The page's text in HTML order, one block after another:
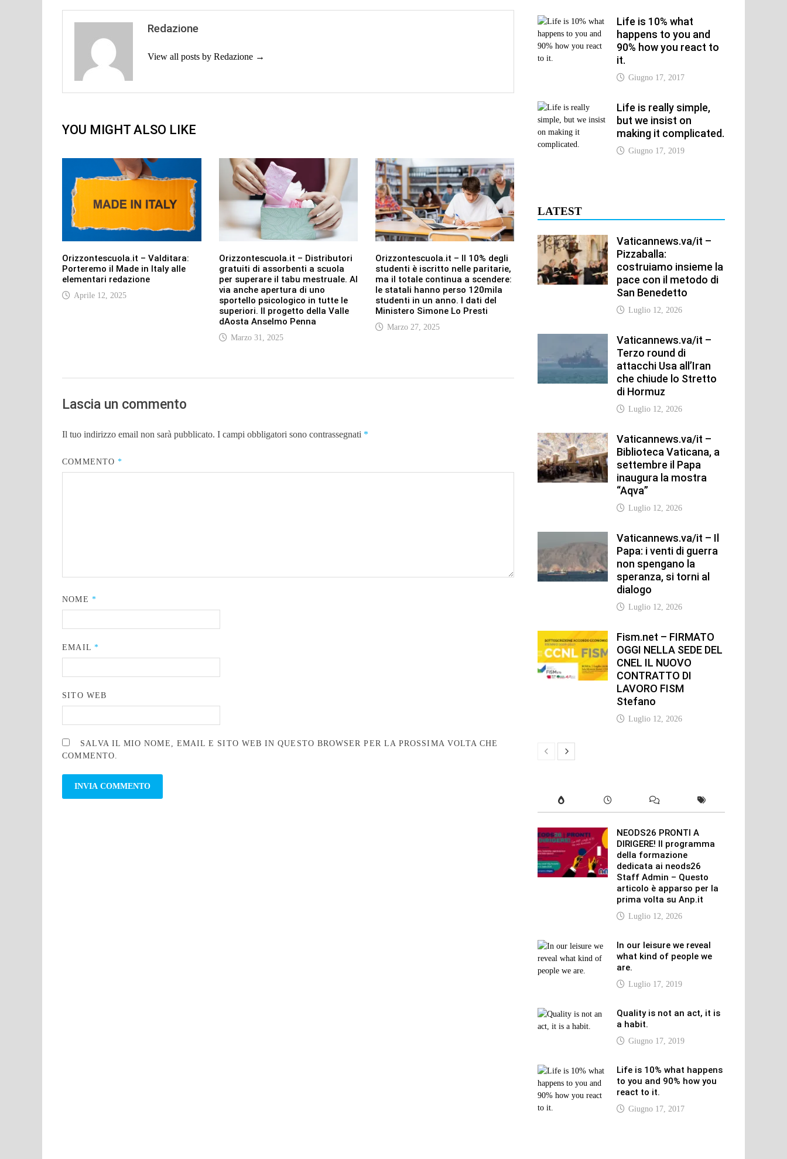
Redazione
View all posts by Redazione →
YOU MIGHT ALSO LIKE
Orizzontescuola.it – Valditara:
Porteremo il Made in Italy alle
elementari redazione
Aprile 12, 2025
Orizzontescuola.it – Distributori
gratuiti di assorbenti a scuola
per superare il tabu mestruale. Al
via anche apertura di uno
sportello psicologico in tutte le
superiori. Il progetto della Valle
dAosta Anselmo Penna
Marzo 31, 2025
Orizzontescuola.it – Il 10% degli
studenti è iscritto nelle paritarie,
ma il totale continua a scendere:
le statali hanno perso 120mila
studenti in un anno. I dati del
Ministero Simone Lo Presti
Marzo 27, 2025
Lascia un commento
Il tuo indirizzo email non sarà pubblicato. I campi obbligatori sono contrassegnati *
COMMENTO *
NOME *
EMAIL *
SITO WEB
SALVA IL MIO NOME, EMAIL E SITO WEB IN QUESTO BROWSER PER LA PROSSIMA VOLTA CHE
COMMENTO.
Life is 10% what
happens to you and
90% how you react to
it.
Giugno 17, 2017
Life is really simple,
but we insist on
making it complicated.
Giugno 17, 2019
LATEST
Vaticannews.va/it –
Pizzaballa:
costruiamo insieme la
pace con il metodo di
San Benedetto
Luglio 12, 2026
Vaticannews.va/it –
Terzo round di
attacchi Usa all’Iran
che chiude lo Stretto
di Hormuz
Luglio 12, 2026
Vaticannews.va/it –
Biblioteca Vaticana, a
settembre il Papa
inaugura la mostra
“Aqva”
Luglio 12, 2026
Vaticannews.va/it – Il
Papa: i venti di guerra
non spengano la
speranza, si torni al
dialogo
Luglio 12, 2026
Fism.net – FIRMATO
OGGI NELLA SEDE DEL
CNEL IL NUOVO
CONTRATTO DI
LAVORO FISM
Stefano
Luglio 12, 2026
NEODS26 PRONTI A
DIRIGERE! Il programma
della formazione
dedicata ai neods26
Staff Admin – Questo
articolo è apparso per la
prima volta su Anp.it
Luglio 12, 2026
In our leisure we reveal
what kind of people we
are.
Luglio 17, 2019
Quality is not an act, it is
a habit.
Giugno 17, 2019
Life is 10% what happens
to you and 90% how you
react to it.
Giugno 17, 2017